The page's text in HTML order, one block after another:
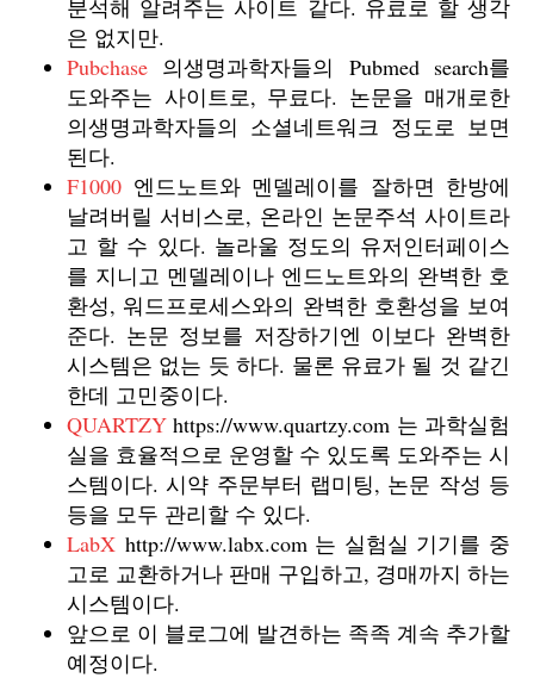
분석해 알려주는 사이트 같다. 유료로 할 생각
은 없지만.
Pubchase 의생명과학자들의 Pubmed search를
도와주는 사이트로, 무료다. 논문을 매개로한
의생명과학자들의 소셜네트워크 정도로 보면
된다.
F1000 엔드노트와 멘델레이를 잘하면 한방에
날려버릴 서비스로, 온라인 논문주석 사이트라
고 할 수 있다. 놀라울 정도의 유저인터페이스
를 지니고 멘델레이나 엔드노트와의 완벽한 호
환성, 워드프로세스와의 완벽한 호환성을 보여
준다. 논문 정보를 저장하기엔 이보다 완벽한
시스템은 없는 듯 하다. 물론 유료가 될 것 같긴
한데 고민중이다.
QUARTZY https://www.quartzy.com 는 과학실험
실을 효율적으로 운영할 수 있도록 도와주는 시
스템이다. 시약 주문부터 랩미팅, 논문 작성 등
등을 모두 관리할 수 있다.
LabX http://www.labx.com 는 실험실 기기를 중
고로 교환하거나 판매 구입하고, 경매까지 하는
시스템이다.
앞으로 이 블로그에 발견하는 족족 계속 추가할
예정이다.